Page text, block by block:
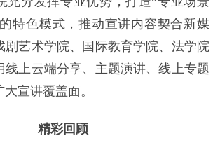
特色模式，推动宣讲内容契合新媒
剧艺术学院、国际教育学院、法学院
线上云端分享、主题演讲、线上专题
宣讲覆盖面。
精彩回顾